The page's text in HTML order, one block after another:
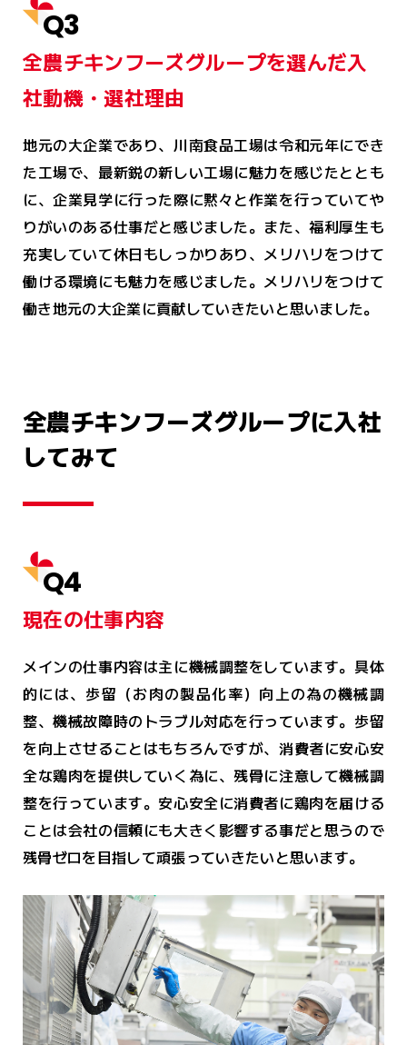
Q3
全農チキンフーズグループを選んだ入
社動機・選社理由
地元の大企業であり、川南食品工場は令和元年にでき
た工場で、最新鋭の新しい工場に魅力を感じたととも
に、企業見学に行った際に黙々と作業を行っていてや
りがいのある仕事だと感じました。また、福利厚生も
充実していて休日もしっかりあり、メリハリをつけて
働ける環境にも魅力を感じました。メリハリをつけて
働き地元の大企業に貢献していきたいと思いました。
全農チキンフーズグループに入社
してみて
Q4
現在の仕事内容
メインの仕事内容は主に機械調整をしています。具体
的には、歩留（お肉の製品化率）向上の為の機械調
整、機械故障時のトラブル対応を行っています。歩留
を向上させることはもちろんですが、消費者に安心安
全な鶏肉を提供していく為に、残骨に注意して機械調
整を行っています。安心安全に消費者に鶏肉を届ける
ことは会社の信頼にも大きく影響する事だと思うので
残骨ゼロを目指して頑張っていきたいと思います。